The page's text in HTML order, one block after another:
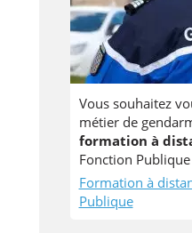
Vous souhaitez
métier de
formation à
Fonction Publique
Formation à
Publique